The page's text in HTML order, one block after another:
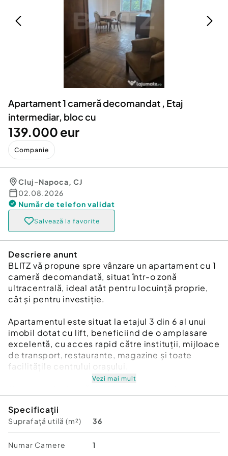
Servicii
Animale de companie
Afaceri și echipamente profesionale
Inchiriere Bunuri si Vehicule
Utilaje agricole si industriale
Piese auto si accesorii
Apartament 1 cameră decomandat , Etaj
intermediar, bloc cu
139.000 eur
Companie
Cluj-Napoca, CJ
02.08.2026
Număr de telefon validat
Salvează la favorite
Descriere anunt
BLITZ vă propune spre vânzare un apartament cu 1
cameră decomandată, situat într-o zonă
ultracentrală, ideal atât pentru locuință proprie,
cât și pentru investiție.
Apartamentul este situat la etajul 3 din 6 al unui
imobil dotat cu lift, beneficiind de o amplasare
excelentă, cu acces rapid către instituții, mijloace
de transport, restaurante, magazine și toate
facilitățile centrului orașului.
-hol de acces;
-cameră spațioasă;
-bucătărie separată;
-cămară;
Vezi mai mult
Specificații
Suprafață utilă (m²) 36
Numar Camere 1